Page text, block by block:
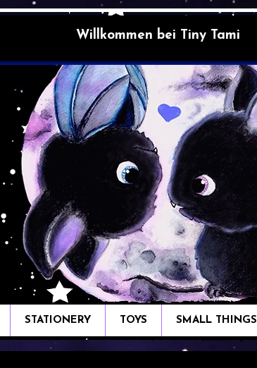
Willkommen bei Tiny Tami
STATIONERY TOYS SMALL THINGS